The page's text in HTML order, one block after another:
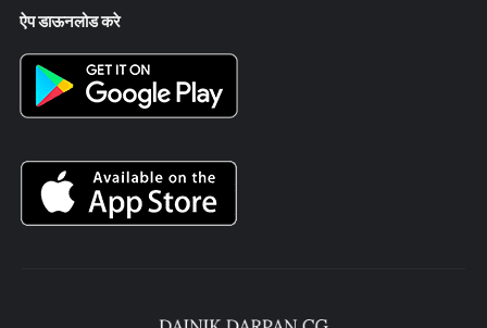
ऐप डाऊनलोड करे